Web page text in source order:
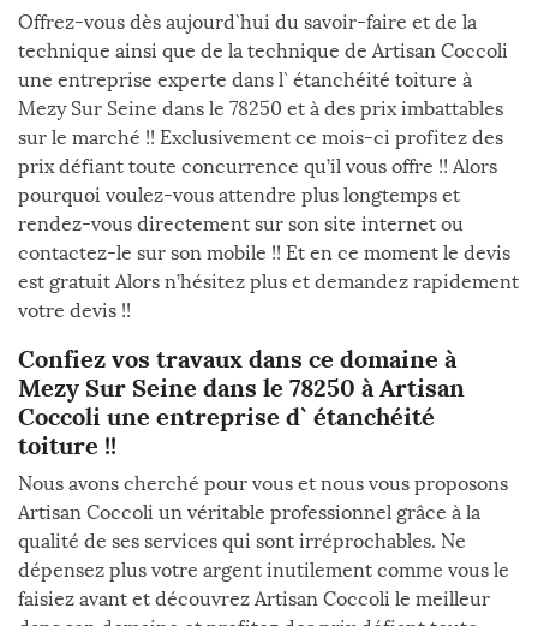
Offrez-vous dès aujourd`hui du savoir-faire et de la
technique ainsi que de la technique de Artisan Coccoli
une entreprise experte dans l` étanchéité toiture à
Mezy Sur Seine dans le 78250 et à des prix imbattables
sur le marché !! Exclusivement ce mois-ci profitez des
prix défiant toute concurrence qu’il vous offre !! Alors
pourquoi voulez-vous attendre plus longtemps et
rendez-vous directement sur son site internet ou
contactez-le sur son mobile !! Et en ce moment le devis
est gratuit Alors n’hésitez plus et demandez rapidement
votre devis !!
Confiez vos travaux dans ce domaine à
Mezy Sur Seine dans le 78250 à Artisan
Coccoli une entreprise d` étanchéité
toiture !!
Nous avons cherché pour vous et nous vous proposons
Artisan Coccoli un véritable professionnel grâce à la
qualité de ses services qui sont irréprochables. Ne
dépensez plus votre argent inutilement comme vous le
faisiez avant et découvrez Artisan Coccoli le meilleur